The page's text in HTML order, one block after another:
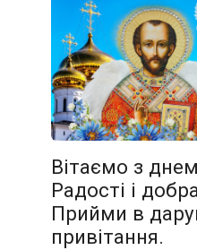
Вітаємо з
Радості і
Прийми в
привітання.